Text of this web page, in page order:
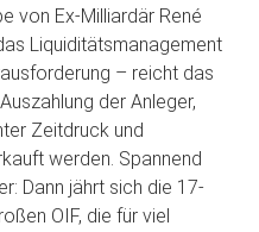
von Ex-Milliardär René
Liquiditätsmanagement
– reicht das
der Anleger,
Zeitdruck und
werden. Spannend
Dann jährt sich die 17-
OIF, die für viel